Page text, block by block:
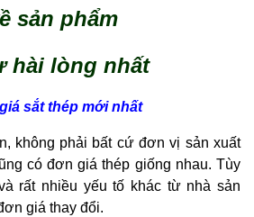
sản phẩm
hài lòng nhất
sắt thép mới nhất
không phải bất cứ đơn vị sản xuất
có đơn giá thép giống nhau. Tùy
rất nhiều yếu tố khác từ nhà sản
giá thay đổi.